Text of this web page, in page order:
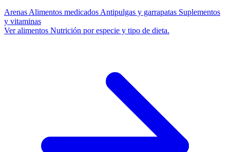
Arenas Alimentos medicados Antipulgas y garrapatas Suplementos
y vitaminas
Ver alimentos Nutrición por especie y tipo de dieta.